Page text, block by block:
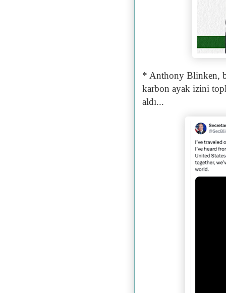
* Anthony Blinken,
karbon ayak izini
aldı...